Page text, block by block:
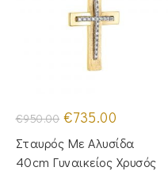
€950.00 Original
price
was:
€950.00.
€735.00
τιμή
είναι:
€735.00.
Σταυρός Mε Aλυσίδα
40cm Γυναικείος Χρυσός